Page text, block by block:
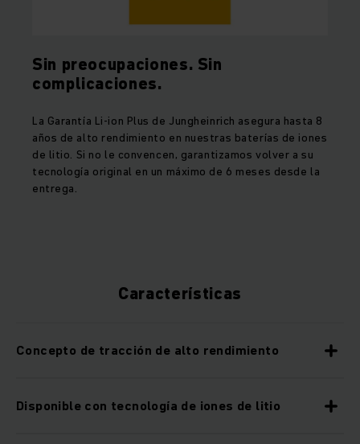
Sin preocupaciones. Sin
complicaciones.
La Garantía Li-ion Plus de Jungheinrich asegura hasta 8
años de alto rendimiento en nuestras baterías de iones
de litio. Si no le convencen, garantizamos volver a su
tecnología original en un máximo de 6 meses desde la
entrega.
Características
Concepto de tracción de alto rendimiento
Disponible con tecnología de iones de litio